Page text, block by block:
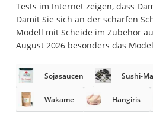
Tests im Internet zeigen, dass
Damit Sie sich an der scharfen
Modell mit Scheide im Zubehör
August 2026 besonders das
Sojasaucen Sushi-
Wakame Hangiris